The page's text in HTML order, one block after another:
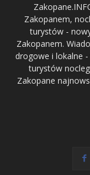
Zakopanem,
turystów -
Zakopanem.
drogowe i lokalne
turystów
Zakopane